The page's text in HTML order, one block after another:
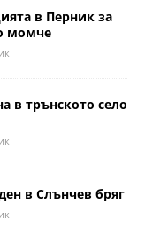
в Перник за
момче
в трънското село
в Слънчев бряг